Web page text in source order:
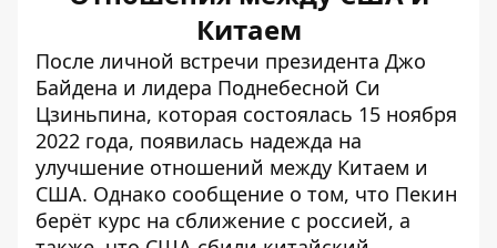
Китаем
После личной встречи президента Джо
Байдена и лидера Поднебесной Си
Цзиньпина, которая состоялась 15 ноября
2022 года, появилась надежда на
улучшение отношений между Китаем и
США. Однако сообщение о том, что Пекин
берёт курс на сближение с россией, а